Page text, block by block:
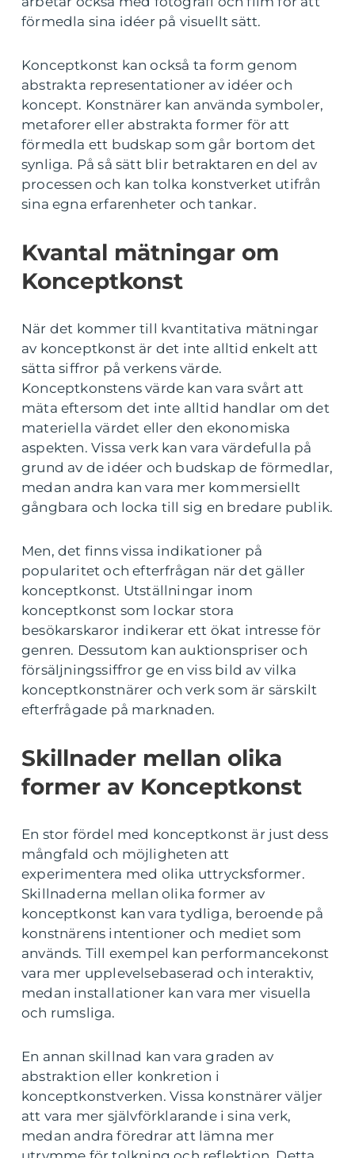
förmedla sina idéer på visuellt sätt.
Konceptkonst kan också ta form genom
abstrakta representationer av idéer och
koncept. Konstnärer kan använda symboler,
metaforer eller abstrakta former för att
förmedla ett budskap som går bortom det
synliga. På så sätt blir betraktaren en del av
processen och kan tolka konstverket utifrån
sina egna erfarenheter och tankar.
Kvantal mätningar om
Konceptkonst
När det kommer till kvantitativa mätningar
av konceptkonst är det inte alltid enkelt att
sätta siffror på verkens värde.
Konceptkonstens värde kan vara svårt att
mäta eftersom det inte alltid handlar om det
materiella värdet eller den ekonomiska
aspekten. Vissa verk kan vara värdefulla på
grund av de idéer och budskap de förmedlar,
medan andra kan vara mer kommersiellt
gångbara och locka till sig en bredare publik.
Men, det finns vissa indikationer på
popularitet och efterfrågan när det gäller
konceptkonst. Utställningar inom
konceptkonst som lockar stora
besökarskaror indikerar ett ökat intresse för
genren. Dessutom kan auktionspriser och
försäljningssiffror ge en viss bild av vilka
konceptkonstnärer och verk som är särskilt
efterfrågade på marknaden.
Skillnader mellan olika
former av Konceptkonst
En stor fördel med konceptkonst är just dess
mångfald och möjligheten att
experimentera med olika uttrycksformer.
Skillnaderna mellan olika former av
konceptkonst kan vara tydliga, beroende på
konstnärens intentioner och mediet som
används. Till exempel kan performancekonst
vara mer upplevelsebaserad och interaktiv,
medan installationer kan vara mer visuella
och rumsliga.
En annan skillnad kan vara graden av
abstraktion eller konkretion i
konceptkonstverken. Vissa konstnärer väljer
att vara mer självförklarande i sina verk,
medan andra föredrar att lämna mer